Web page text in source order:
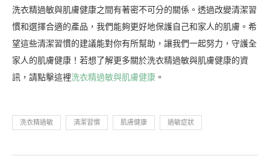
洗衣精過敏與肌膚健康之間有著密不可分的關係。透過改變清潔習
慣和選擇合適的產品，我們能夠更好地保護自己和家人的肌膚。希
望這些清潔習慣的建議能對你有所幫助，讓我們一起努力，守護全
家人的肌膚健康！若想了解更多關於洗衣精過敏與肌膚健康的資
訊，請點擊這裡洗衣精過敏與肌膚健康 。
洗衣精過敏 清潔習慣 肌膚健康 過敏症狀